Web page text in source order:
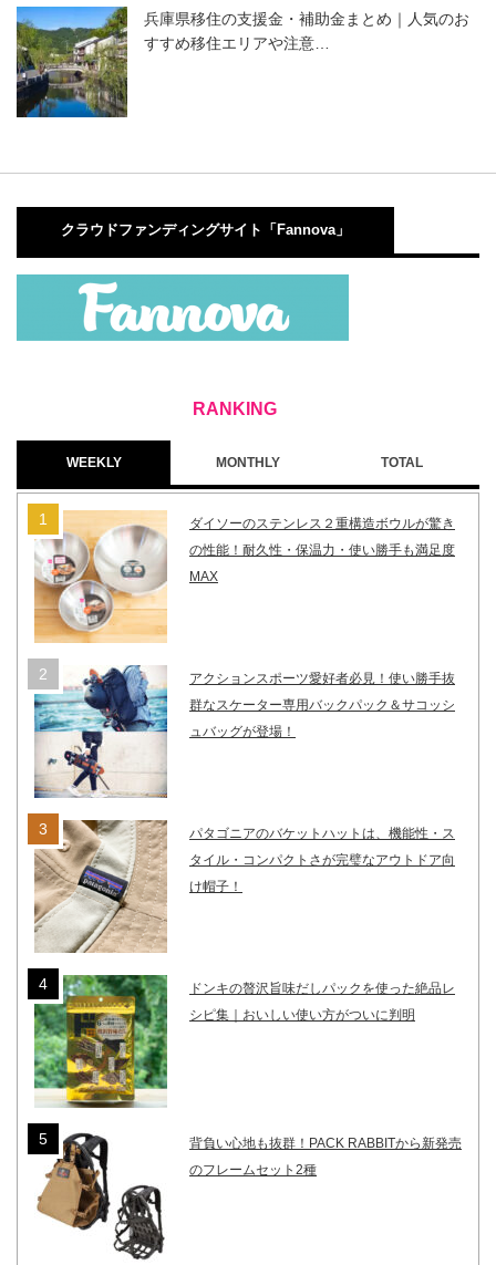
兵庫県移住の支援金・補助金まとめ｜人気のお
すすめ移住エリアや注意…
クラウドファンディングサイト「Fannova」
WEEKLY MONTHLY TOTAL
ダイソーのステンレス２重構造ボウルが驚き
の性能！耐久性・保温力・使い勝手も満足度
MAX
アクションスポーツ愛好者必見！使い勝手抜
群なスケーター専用バックパック＆サコッシ
ュバッグが登場！
パタゴニアのバケットハットは、機能性・ス
タイル・コンパクトさが完璧なアウトドア向
け帽子！
ドンキの贅沢旨味だしパックを使った絶品レ
シピ集｜おいしい使い方がついに判明
背負い心地も抜群！PACK RABBITから新発売
のフレームセット2種